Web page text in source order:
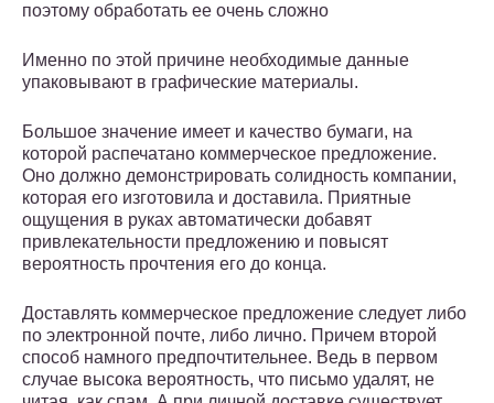
поэтому обработать ее очень сложно
Именно по этой причине необходимые данные
упаковывают в графические материалы.
Большое значение имеет и качество бумаги, на
которой распечатано коммерческое предложение.
Оно должно демонстрировать солидность компании,
которая его изготовила и доставила. Приятные
ощущения в руках автоматически добавят
привлекательности предложению и повысят
вероятность прочтения его до конца.
Доставлять коммерческое предложение следует либо
по электронной почте, либо лично. Причем второй
способ намного предпочтительнее. Ведь в первом
случае высока вероятность, что письмо удалят, не